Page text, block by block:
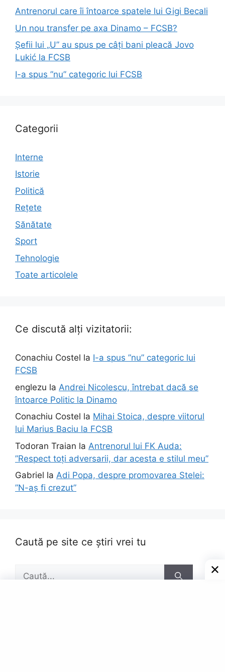
Antrenorul care îi întoarce spatele lui Gigi Becali
Un nou transfer pe axa Dinamo – FCSB?
Șefii lui „U” au spus pe câți bani pleacă Jovo
Lukić la FCSB
I-a spus ”nu” categoric lui FCSB
Categorii
Interne
Istorie
Politică
Rețete
Sănătate
Sport
Tehnologie
Toate articolele
Ce discută alți vizitatorii:
Conachiu Costel la I-a spus ”nu” categoric lui
FCSB
englezu la Andrei Nicolescu, întrebat dacă se
întoarce Politic la Dinamo
Conachiu Costel la Mihai Stoica, despre viitorul
lui Marius Baciu la FCSB
Todoran Traian la Antrenorul lui FK Auda:
”Respect toți adversarii, dar acesta e stilul meu”
Gabriel la Adi Popa, despre promovarea Stelei:
”N-aș fi crezut”
Caută pe site ce știri vrei tu
Caută
după: